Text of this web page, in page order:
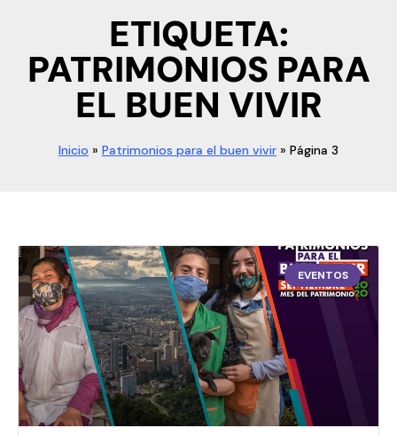
ETIQUETA:
PATRIMONIOS PARA
EL BUEN VIVIR
Inicio » Patrimonios para el buen vivir » Página 3
EVENTOS